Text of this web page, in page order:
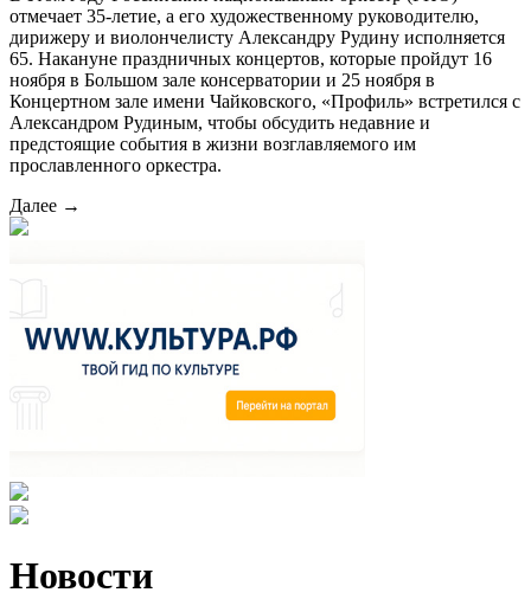
отмечает 35-летие, а его художественному руководителю,
дирижеру и виолончелисту Александру Рудину исполняется
65. Накануне праздничных концертов, которые пройдут 16
ноября в Большом зале консерватории и 25 ноября в
Концертном зале имени Чайковского, «Профиль» встретился с
Александром Рудиным, чтобы обсудить недавние и
предстоящие события в жизни возглавляемого им
прославленного оркестра.
Далее →
Новости